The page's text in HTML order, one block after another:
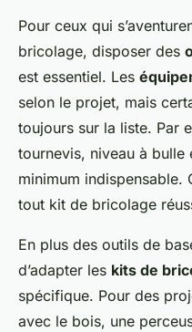
Pour ceux qui
bricolage, disposer des
est essentiel. Les
selon le projet, mais
toujours sur la liste. Par
tournevis, niveau à bulle
minimum indispensable.
tout kit de bricolage
En plus des outils de
d’adapter les kits de
spécifique. Pour des
avec le bois, une